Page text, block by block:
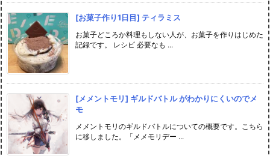
[お菓子作り1日目] ティラミス
お菓子どころか料理もしない人が、お菓子を作りはじめた
記録です。 レシピ 必要なも ...
[メメントモリ] ギルドバトル がわかりにくいのでメ
モ
メメントモリのギルドバトルについての概要です。こちら
に移しました。「メメモリデー ...